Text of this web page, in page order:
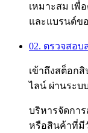
เหมาะสม เ
และแบรนด์ข
02. ตรวจสอ
เข้าถึงสต็อก
ไลน์ ผ่านระบ
บริหารจัดกา
หรือสินค้าที่มี